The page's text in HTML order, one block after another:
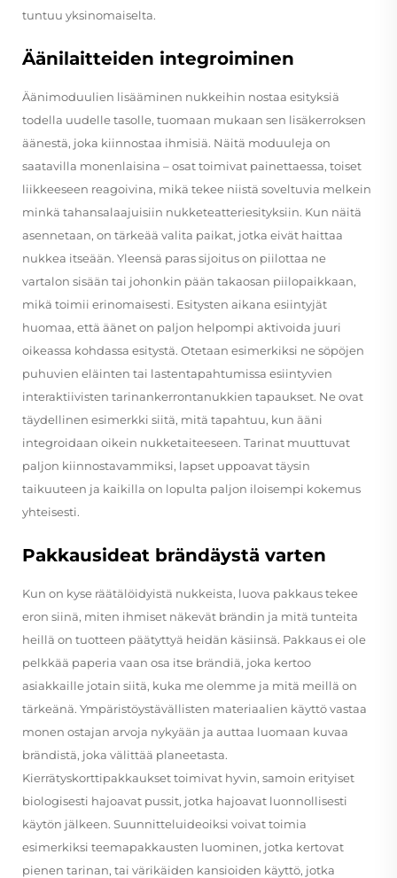
tuntuu yksinomaiselta.
Äänilaitteiden integroiminen
Äänimoduulien lisääminen nukkeihin nostaa esityksiä
todella uudelle tasolle, tuomaan mukaan sen lisäkerroksen
äänestä, joka kiinnostaa ihmisiä. Näitä moduuleja on
saatavilla monenlaisina – osat toimivat painettaessa, toiset
liikkeeseen reagoivina, mikä tekee niistä soveltuvia melkein
minkä tahansalaajuisiin nukketeatteriesityksiin. Kun näitä
asennetaan, on tärkeää valita paikat, jotka eivät haittaa
nukkea itseään. Yleensä paras sijoitus on piilottaa ne
vartalon sisään tai johonkin pään takaosan piilopaikkaan,
mikä toimii erinomaisesti. Esitysten aikana esiintyjät
huomaa, että äänet on paljon helpompi aktivoida juuri
oikeassa kohdassa esitystä. Otetaan esimerkiksi ne söpöjen
puhuvien eläinten tai lastentapahtumissa esiintyvien
interaktiivisten tarinankerrontanukkien tapaukset. Ne ovat
täydellinen esimerkki siitä, mitä tapahtuu, kun ääni
integroidaan oikein nukketaiteeseen. Tarinat muuttuvat
paljon kiinnostavammiksi, lapset uppoavat täysin
taikuuteen ja kaikilla on lopulta paljon iloisempi kokemus
yhteisesti.
Pakkausideat brändäystä varten
Kun on kyse räätälöidyistä nukkeista, luova pakkaus tekee
eron siinä, miten ihmiset näkevät brändin ja mitä tunteita
heillä on tuotteen päätyttyä heidän käsiinsä. Pakkaus ei ole
pelkkää paperia vaan osa itse brändiä, joka kertoo
asiakkaille jotain siitä, kuka me olemme ja mitä meillä on
tärkeänä. Ympäristöystävällisten materiaalien käyttö vastaa
monen ostajan arvoja nykyään ja auttaa luomaan kuvaa
brändistä, joka välittää planeetasta.
Kierrätyskorttipakkaukset toimivat hyvin, samoin erityiset
biologisesti hajoavat pussit, jotka hajoavat luonnollisesti
käytön jälkeen. Suunnitteluideoiksi voivat toimia
esimerkiksi teemapakkausten luominen, jotka kertovat
pienen tarinan, tai värikäiden kansioiden käyttö, jotka